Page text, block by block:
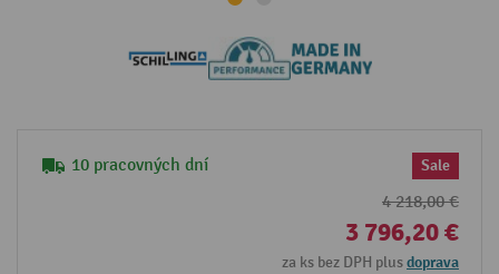
10 pracovných dní Sale
4 218,00 €
3 796,20 €
za ks bez DPH plusdoprava